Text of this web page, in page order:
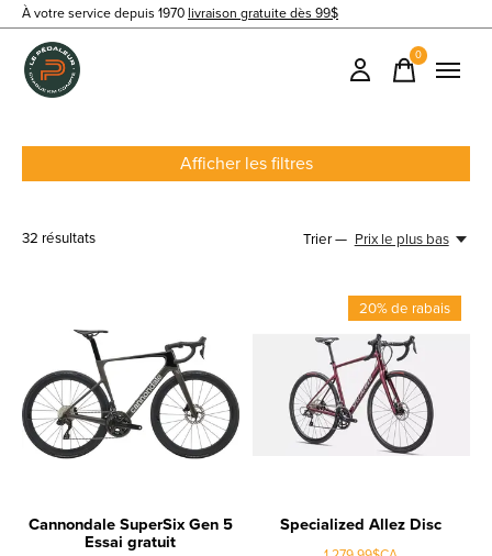
À votre service depuis 1970 livraison gratuite dès 99$
0items
Afficher les filtres
32 résultats Trier — Prix le plus bas
Cannondale SuperSix Gen 5
Essai gratuit
20% de rabais
Specialized Allez Disc